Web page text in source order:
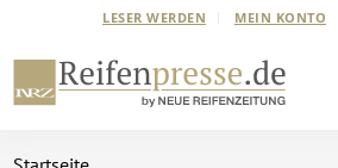
LESER WERDEN MEIN KONTO